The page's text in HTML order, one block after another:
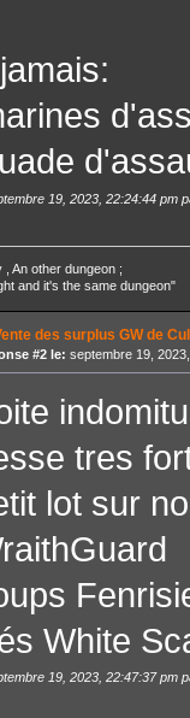
19, 2023, 22:24:44 pm
, An other dungeon ;
and it's the same dungeon"
des surplus GW de
#2 le: septembre 19,
tres
lot sur
White
19, 2023, 22:47:37 pm